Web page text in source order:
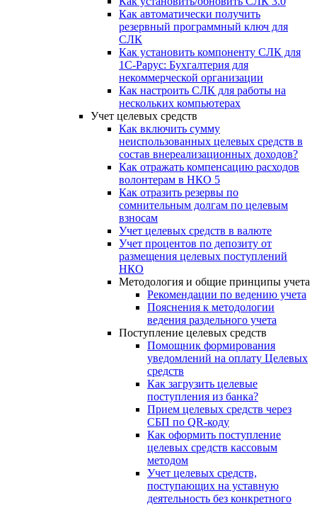
Как автоматически получить
резервный программный ключ для
СЛК
Как установить компоненту СЛК для
1С-Рарус: Бухгалтерия для
некоммерческой организации
Как настроить СЛК для работы на
нескольких компьютерах
Учет целевых средств
Как включить сумму
неиспользованных целевых средств в
состав внереализационных доходов?
Как отражать компенсацию расходов
волонтерам в НКО 5
Как отразить резервы по
сомнительным долгам по целевым
взносам
Учет целевых средств в валюте
Учет процентов по депозиту от
размещения целевых поступлений
НКО
Методология и общие принципы учета
Рекомендации по ведению учета
Пояснения к методологии
ведения раздельного учета
Поступление целевых средств
Помощник формирования
уведомлений на оплату Целевых
средств
Как загрузить целевые
поступления из банка?
Прием целевых средств через
СБП по QR-коду
Как оформить поступление
целевых средств кассовым
методом
Учет целевых средств,
поступающих на уставную
деятельность без конкретного